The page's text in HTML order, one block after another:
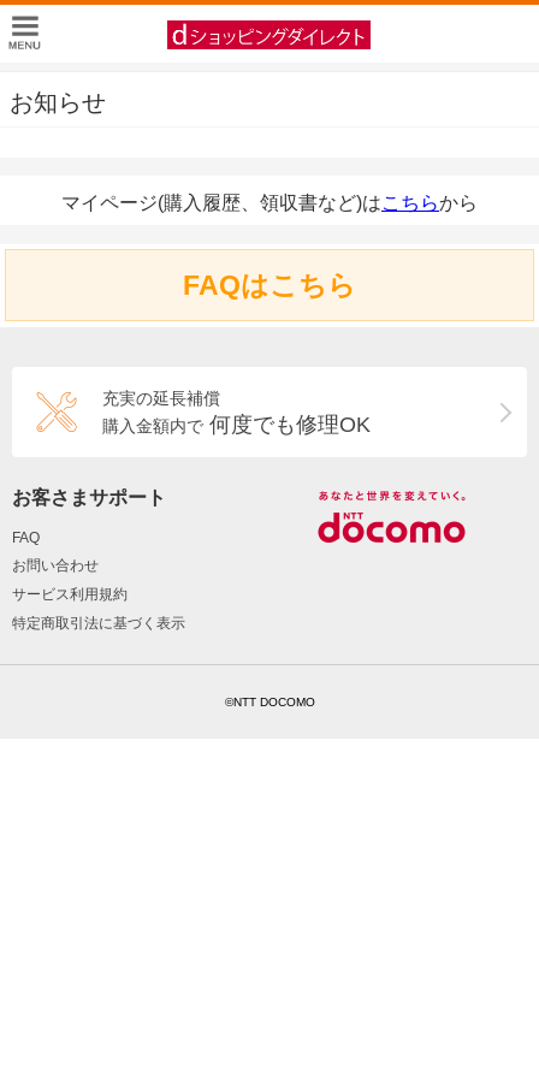
お知らせ
マイページ(購入履歴、領収書など)はこちらから
FAQはこちら
充実の延長補償
購入金額内で 何度でも修理OK
お客さまサポート
FAQ
お問い合わせ
サービス利用規約
特定商取引法に基づく表示
©NTT DOCOMO